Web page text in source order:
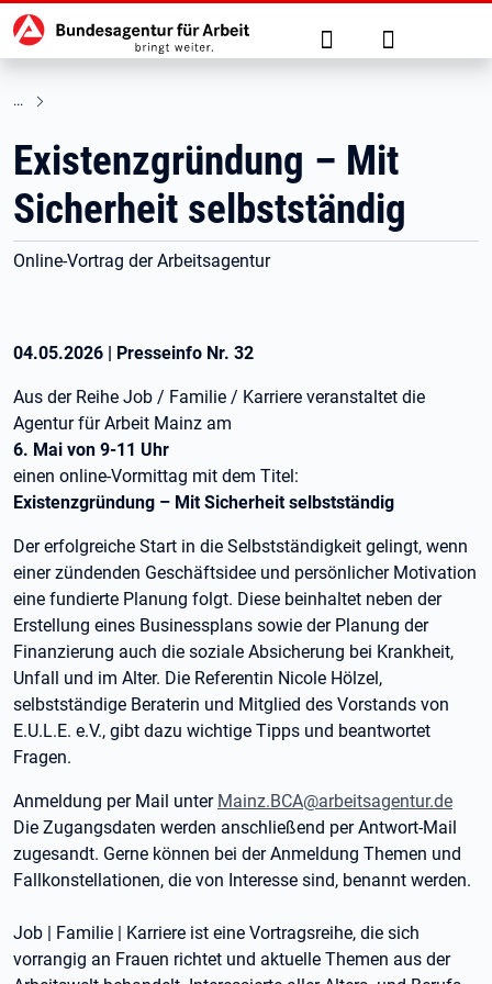
zu den Hauptinhalten springen
Hauptnavigation Suche Anmelden
Existenzgründung – Mit
Sicherheit selbstständig
Online-Vortrag der Arbeitsagentur
04.05.2026 | Presseinfo Nr. 32
Aus der Reihe Job / Familie / Karriere veranstaltet die
Agentur für Arbeit Mainz am
6. Mai von 9-11 Uhr
einen online-Vormittag mit dem Titel:
Existenzgründung – Mit Sicherheit selbstständig
Der erfolgreiche Start in die Selbstständigkeit gelingt, wenn
einer zündenden Geschäftsidee und persönlicher Motivation
eine fundierte Planung folgt. Diese beinhaltet neben der
Erstellung eines Businessplans sowie der Planung der
Finanzierung auch die soziale Absicherung bei Krankheit,
Unfall und im Alter. Die Referentin Nicole Hölzel,
selbstständige Beraterin und Mitglied des Vorstands von
E.U.L.E. e.V., gibt dazu wichtige Tipps und beantwortet
Fragen.
Anmeldung per Mail unter Mainz.BCA@arbeitsagentur.de
Die Zugangsdaten werden anschließend per Antwort-Mail
zugesandt. Gerne können bei der Anmeldung Themen und
Fallkonstellationen, die von Interesse sind, benannt werden.
Job | Familie | Karriere ist eine Vortragsreihe, die sich
vorrangig an Frauen richtet und aktuelle Themen aus der